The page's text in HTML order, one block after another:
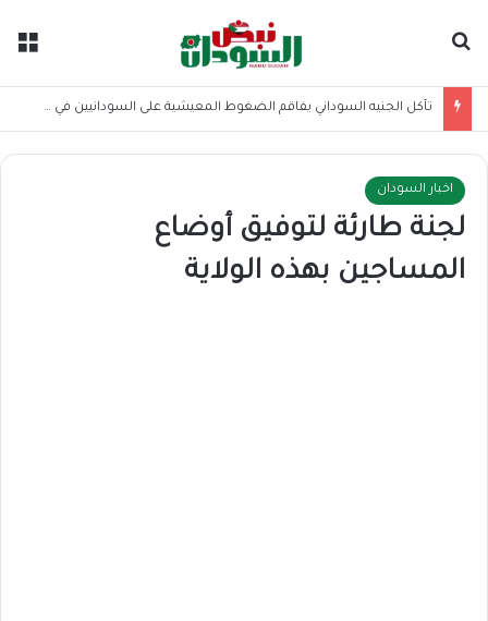
تآكل الجنيه السوداني يفاقم الضغوط المعيشية على السودانيين في مصر
اخبار السودان
لجنة طارئة لتوفيق أوضاع
المساجين بهذه الولاية